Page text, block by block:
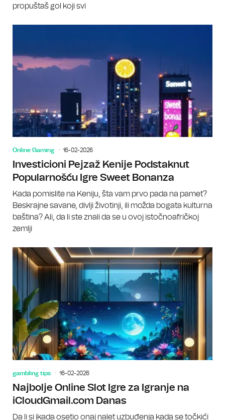
propuštaš gol koji svi
Online Gaming 16-02-2026
Investicioni Pejzaž Kenije Podstaknut
Popularnošću Igre Sweet Bonanza
Kada pomislite na Keniju, šta vam prvo pada na pamet?
Beskrajne savane, divlji životinji, ili možda bogata kulturna
baština? Ali, da li ste znali da se u ovoj istočnoafričkoj
zemlji
gambling tips 16-02-2026
Najbolje Online Slot Igre za Igranje na
iCloudGmail.com Danas
Da li si ikada osetio onaj nalet uzbuđenja kada se točkići